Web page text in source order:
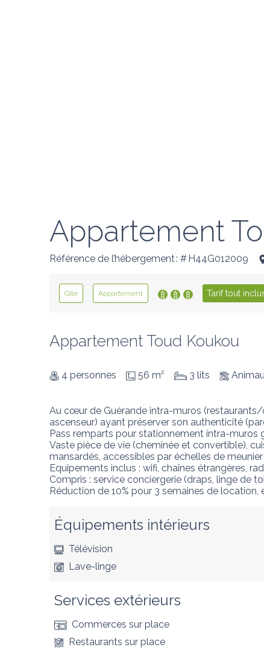
Appartement
Référence de l’hébergement : # H44G012009
Gîte Appartement Tarif tout
Appartement Toud Koukou
4 personnes 56 m² 3 lits
Au cœur de Guérande intra-muros
ascenseur) ayant préserver son authenticité
Pass remparts pour stationnement intra-muros
Vaste pièce de vie (cheminée et convertible),
mansardés, accessibles par échelles de meunier
Equipements inclus : wifi, chaînes étrangères,
Compris : service conciergerie (draps, linge de
Réduction de 10% pour 3 semaines de location,
Équipements intérieurs
Télévision
Lave-linge
Services extérieurs
Commerces sur place
Restaurants sur place